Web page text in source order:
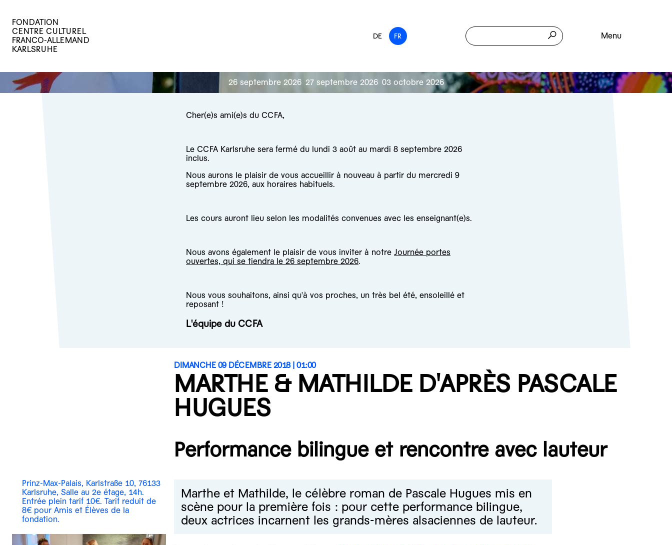
FONDATION
CENTRE CULTUREL
FRANCO-ALLEMAND
KARLSRUHE
DE FR Menu
26 septembre 2026 27 septembre 2026 03 octobre 2026
Cher(e)s ami(e)s du CCFA,
Le CCFA Karlsruhe sera fermé du lundi 3 août au mardi 8 septembre 2026
inclus.
Nous aurons le plaisir de vous accueillir à nouveau à partir du mercredi 9
septembre 2026, aux horaires habituels.
Les cours auront lieu selon les modalités convenues avec les enseignant(e)s.
Nous avons également le plaisir de vous inviter à notre Journée portes
ouvertes, qui se tiendra le 26 septembre 2026.
Nous vous souhaitons, ainsi qu'à vos proches, un très bel été, ensoleillé et
reposant !
L'équipe du CCFA
DIMANCHE 09 DÉCEMBRE 2018 | 01:00
MARTHE & MATHILDE D'APRÈS PASCALE
HUGUES
Performance bilingue et rencontre avec lauteur
Prinz-Max-Palais, Karlstraße 10, 76133
Karlsruhe, Salle au 2e étage, 14h.
Entrée plein tarif 10€. Tarif reduit de
8€ pour Amis et Élèves de la
fondation.
Marthe et Mathilde, le célèbre roman de Pascale Hugues mis en
scène pour la première fois : pour cette performance bilingue,
deux actrices incarnent les grands-mères alsaciennes de lauteur.